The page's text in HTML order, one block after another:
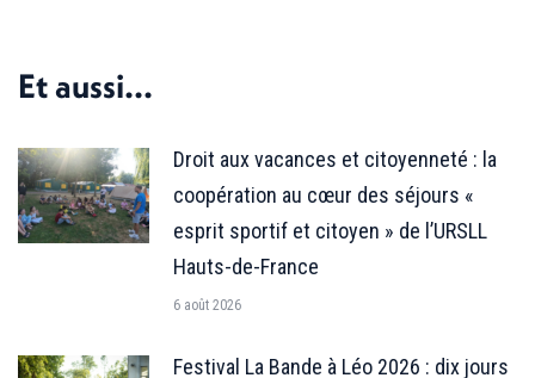
Et aussi...
Droit aux vacances et citoyenneté : la
coopération au cœur des séjours «
esprit sportif et citoyen » de l’URSLL
Hauts-de-France
6 août 2026
Festival La Bande à Léo 2026 : dix jours